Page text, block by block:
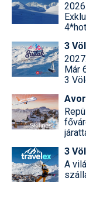
3
Már
3
3
A